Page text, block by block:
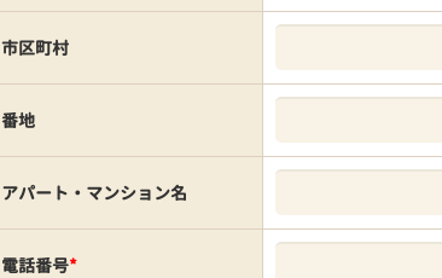
市区町村
番地
アパート・マンション名
電話番号*